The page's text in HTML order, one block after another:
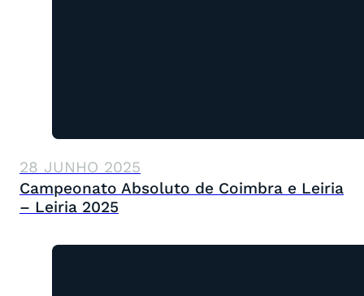
28 JUNHO 2025
Campeonato Absoluto de Coimbra e Leiria
– Leiria 2025